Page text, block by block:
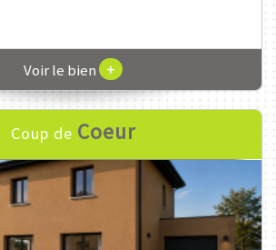
Voir le bien +
Coup de Coeur